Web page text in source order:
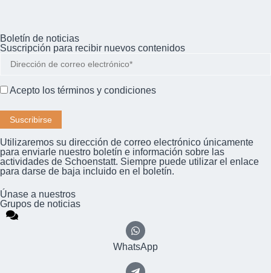
Boletín de noticias
Suscripción para recibir nuevos contenidos
Acepto los términos y condiciones
Utilizaremos su dirección de correo electrónico únicamente
para enviarle nuestro boletín e información sobre las
actividades de Schoenstatt. Siempre puede utilizar el enlace
para darse de baja incluido en el boletín.
Únase a nuestros
Grupos de noticias
WhatsApp